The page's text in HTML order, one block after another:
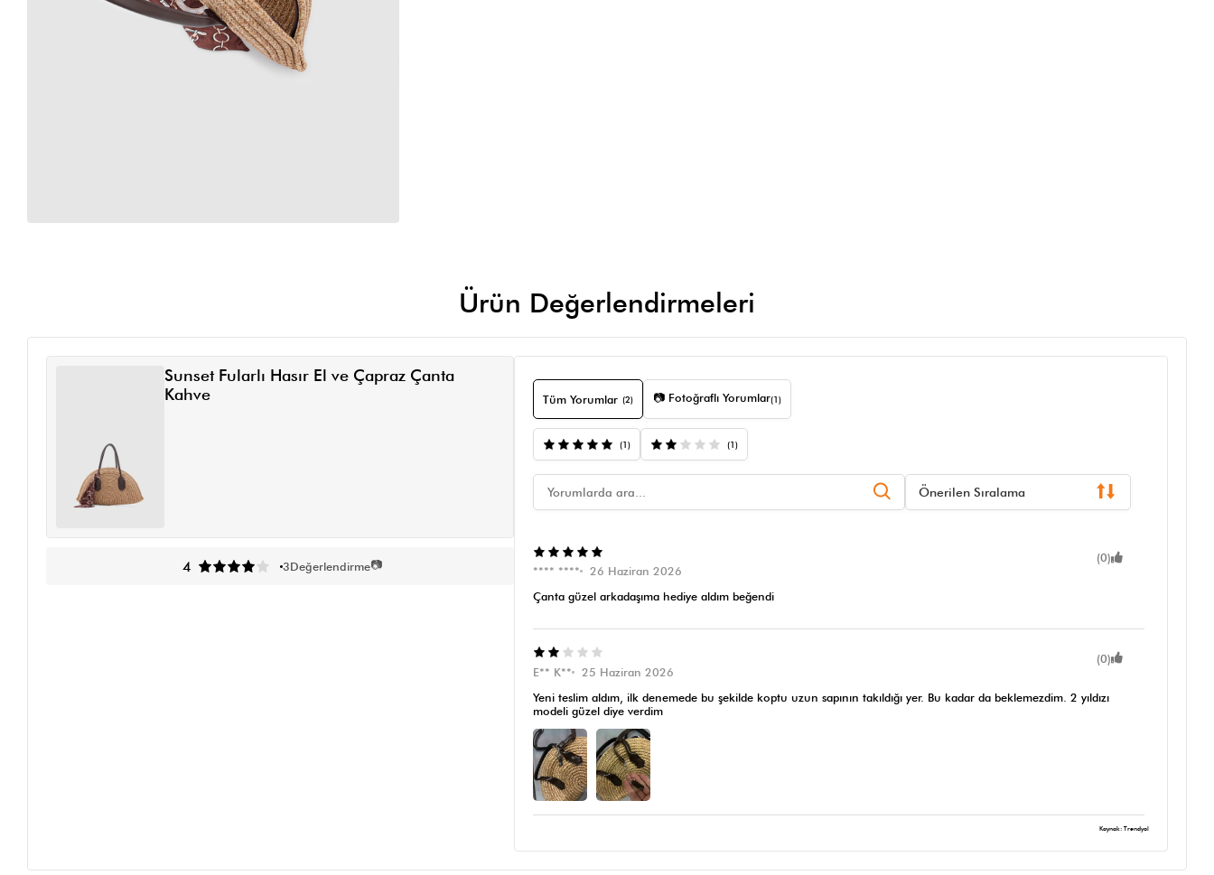
Ürün Değerlendirmeleri
Sunset Fularlı Hasır El ve Çapraz Çanta
Kahve
4 3Değerlendirme📷
Tüm Yorumlar (2) 📷 Fotoğraflı Yorumlar(1)
(1) (1)
Önerilen Sıralama
(0)
**** ****
26 Haziran 2026
Çanta güzel arkadaşıma hediye aldım beğendi
(0)
E** K**
25 Haziran 2026
Yeni teslim aldım, ilk denemede bu şekilde koptu uzun sapının takıldığı yer. Bu kadar da beklemezdim. 2 yıldızı
modeli güzel diye verdim
Kaynak: Trendyol